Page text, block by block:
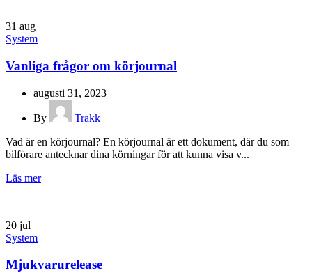
31 aug
System
Vanliga frågor om körjournal
augusti 31, 2023
By
Trakk
Vad är en körjournal? En körjournal är ett dokument, där du som
bilförare antecknar dina körningar för att kunna visa v...
Läs mer
20 jul
System
Mjukvarurelease